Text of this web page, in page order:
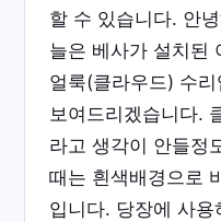
할 수 있습니다. 안
늘은 베사가 설치된
얼룩(클라우드) 수
보여드리겠습니다.
라고 생각이 안들정
때는 흰색배경으로
입니다. 당장에 사